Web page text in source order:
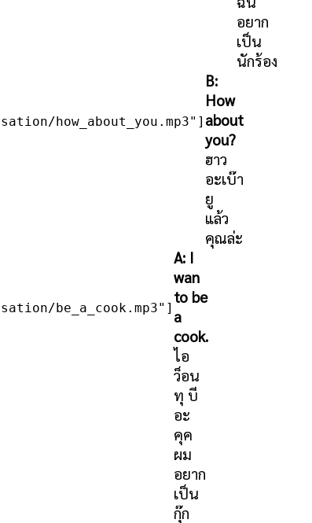
อยาก
เป็น
นักร้อง
how_about_you.mp3"]
B:
How
about
you?
ฮาว
อะเบ๊า
ยู
แล้ว
คุณล่ะ
be_a_cook.mp3"]
A: I
wan
to be
a
cook.
ไอ
ว็อน
ทุ บี
อะ
คุค
ผม
อยาก
เป็น
กุ๊ก